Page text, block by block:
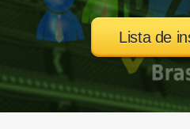
Lista de